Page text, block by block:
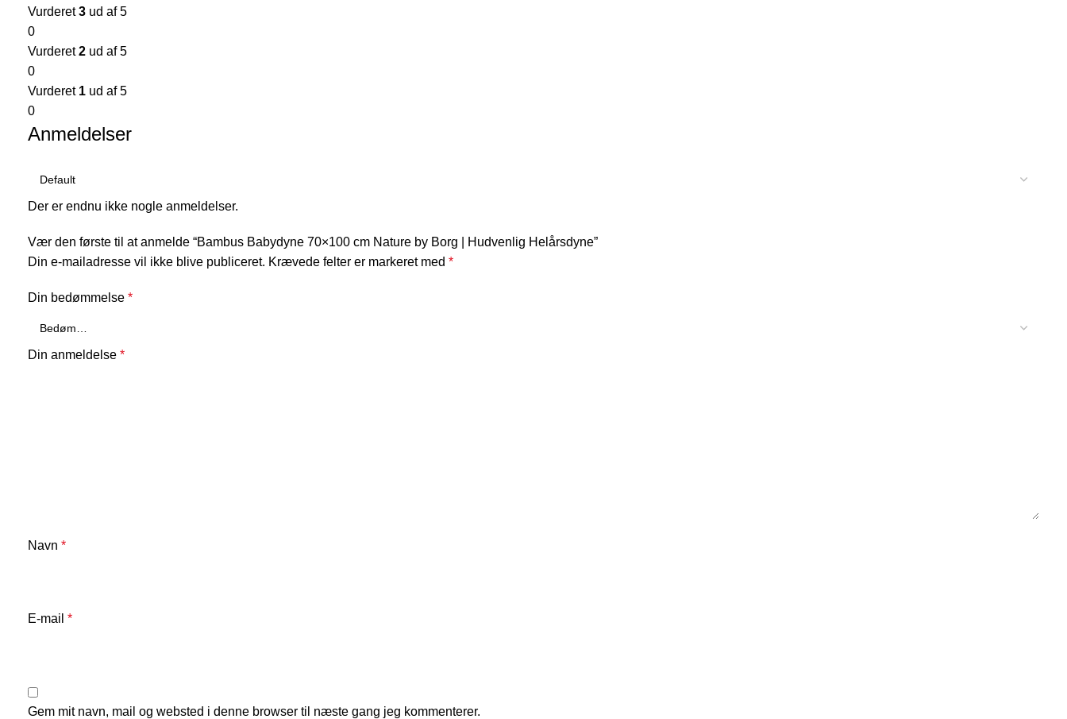
Vurderet3 ud af 5
0
Vurderet2 ud af 5
0
Vurderet 1 ud af 5
0
Anmeldelser
Der er endnu ikke nogle anmeldelser.
Vær den første til at anmelde “Bambus Babydyne 70×100 cm Nature by Borg | Hudvenlig Helårsdyne”
Din e-mailadresse vil ikke blive publiceret. Krævede felter er markeret med *
Din bedømmelse *
Din anmeldelse *
Navn *
E-mail *
Gem mit navn, mail og websted i denne browser til næste gang jeg kommenterer.